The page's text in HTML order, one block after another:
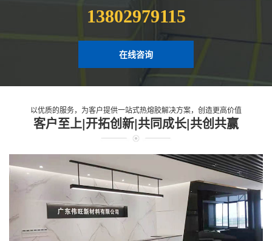
13802979115
在线咨询
以优质的服务，为客户提供一站式热熔胶解决方案，创造更高价值
客户至上|开拓创新|共同成长|共创共赢